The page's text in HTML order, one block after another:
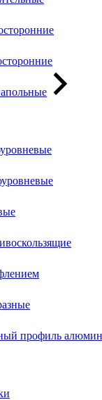
профиль